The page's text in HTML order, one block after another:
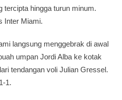
tercipta hingga turun minum.
Inter Miami.
langsung menggebrak di awal
umpan Jordi Alba ke kotak
tendangan voli Julian Gressel.
1.